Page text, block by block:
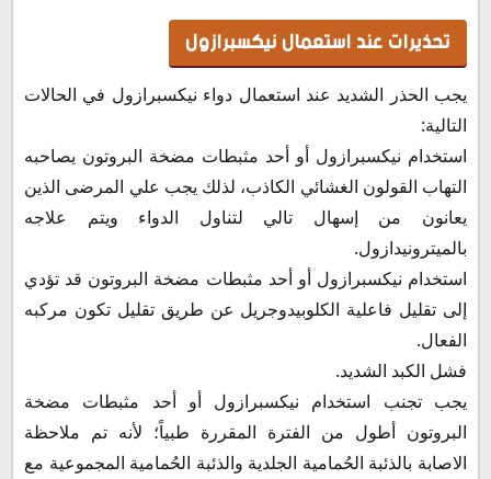
تحذيرات عند استعمال نيكسبرازول
يجب الحذر الشديد عند استعمال دواء نيكسبرازول في الحالات
التالية:
استخدام نيكسبرازول أو أحد مثبطات مضخة البروتون يصاحبه
التهاب القولون الغشائي الكاذب، لذلك يجب علي المرضى الذين
يعانون من إسهال تالي لتناول الدواء ويتم علاجه
بالميترونيدازول.
استخدام نيكسبرازول أو أحد مثبطات مضخة البروتون قد تؤدي
إلى تقليل فاعلية الكلوبيدوجريل عن طريق تقليل تكون مركبه
الفعال.
فشل الكبد الشديد.
يجب تجنب استخدام نيكسبرازول أو أحد مثبطات مضخة
البروتون أطول من الفترة المقررة طبياً؛ لأنه تم ملاحظة
الاصابة بالذئبة الحُمامية الجلدية والذئبة الحُمامية المجموعية مع